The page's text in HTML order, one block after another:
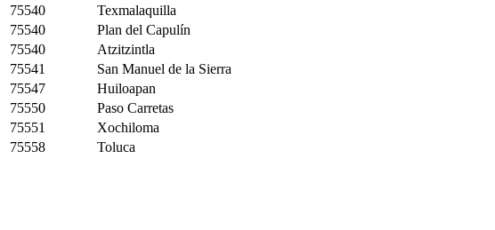
75540
Texmalaquilla
75540
Plan del Capulín
75540
Atzitzintla
75541
San Manuel de la Sierra
75547
Huiloapan
75550
Paso Carretas
75551
Xochiloma
75558
Toluca